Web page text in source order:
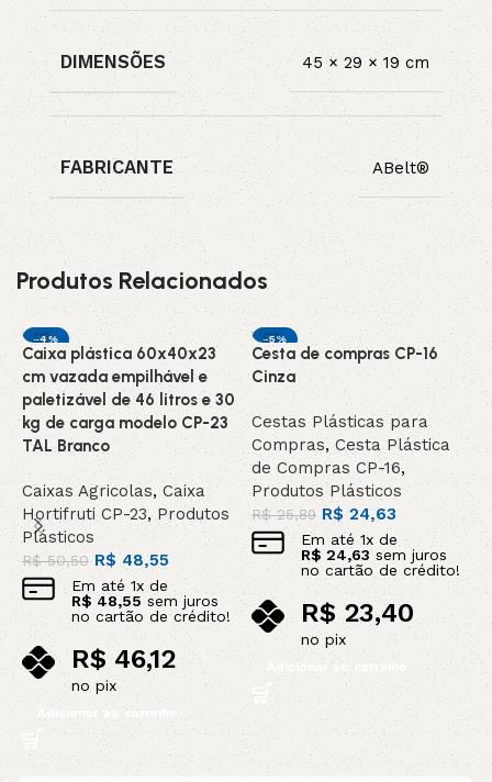
DIMENSÕES 45 × 29 × 19 cm
FABRICANTE ABelt®
Produtos Relacionados
-4%
DESTAQUE
Caixa plástica 60x40x23
cm vazada empilhável e
paletizável de 46 litros e 30
kg de carga modelo CP-23
TAL Branco
Caixas Agricolas,Caixa
Hortifruti CP-23,Produtos
Plásticos
R$50,50 R$ 48,55
Em até 1x de
R$48,55 sem juros
no cartão de crédito!
R$46,12
no pix
Adicionar ao carrinho
-5%
Cesta de compras CP-16
Cinza
Cestas Plásticas para
Compras,Cesta Plástica
de Compras CP-16,
Produtos Plásticos
R$25,89 R$ 24,63
Em até 1x de
R$ 24,63sem juros
no cartão de crédito!
R$ 23,40
no pix
Adicionar ao carrinho